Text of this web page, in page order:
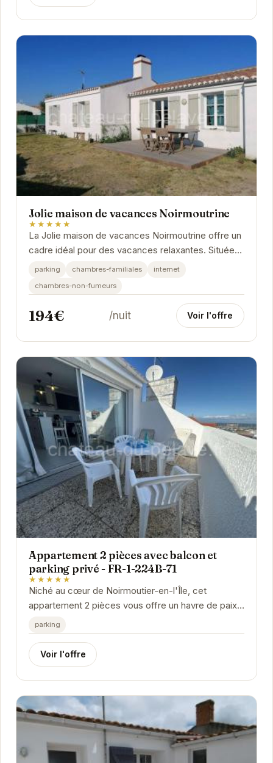
Jolie maison de vacances Noirmoutrine
★★★★★
La Jolie maison de vacances Noirmoutrine offre un
cadre idéal pour des vacances relaxantes. Située
dans un quartier calme, elle dispose de tout le...
parking chambres-familiales
internet
chambres-non-fumeurs
194€ /nuit Voir l'offre
Appartement 2 pièces avec balcon et
parking privé - FR-1-224B-71
★★★★★
Niché au cœur de Noirmoutier-en-l'Île, cet
appartement 2 pièces vous offre un havre de paix
pour des vacances inoubliables. Son balcon privé...
parking
Voir l'offre